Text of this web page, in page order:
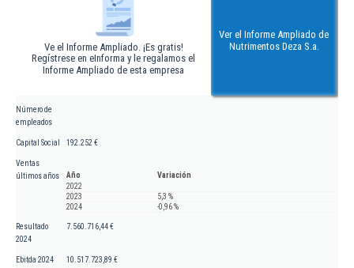
Ve el Informe Ampliado. ¡Es gratis!
Regístrese en eInforma y le regalamos el
Informe Ampliado de esta empresa
Ver el Informe Ampliado de
Nutrimentos Deza S.a.
Número de
empleados
Capital Social 192.252 €
Ventas
últimos años
Año
Variación
2022
2023
5,3 %
2024
-0,96 %
Resultado
2024
7.560.716,44 €
Ebitda 2024 10.517.723,89 €